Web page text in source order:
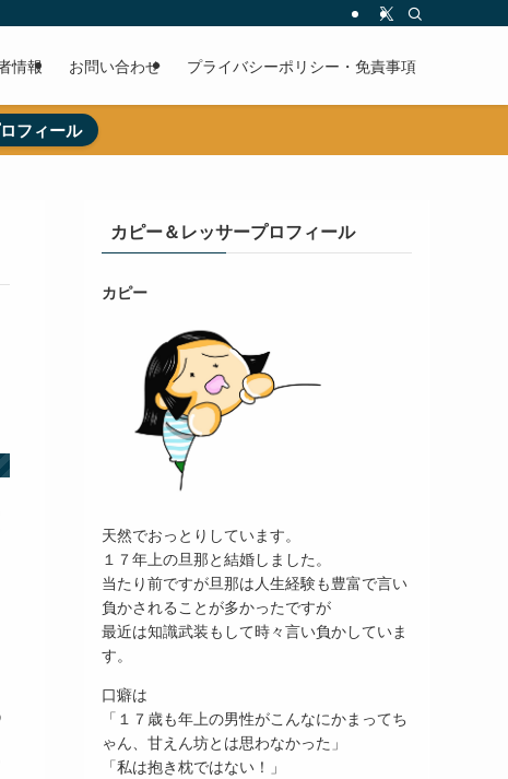
情報 お問い合わせ プライバシーポリシー・免責事項
フィール
カピー＆レッサープロフィール
カピー
天然でおっとりしています。
１７年上の旦那と結婚しました。
当たり前ですが旦那は人生経験も豊富で言い
負かされることが多かったですが
最近は知識武装もして時々言い負かしていま
す。
口癖は
「１７歳も年上の男性がこんなにかまってち
ゃん、甘えん坊とは思わなかった」
「私は抱き枕ではない！」